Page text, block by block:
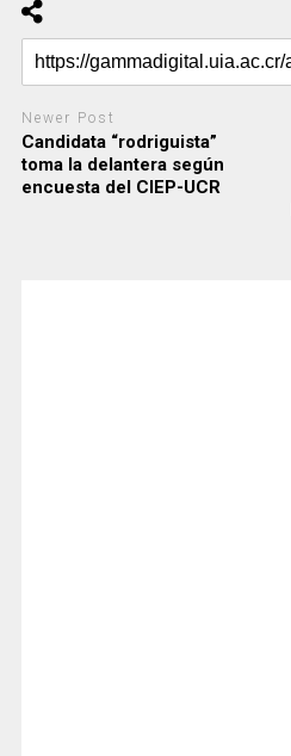
Newer Post
Candidata “rodriguista”
toma la delantera según
encuesta del CIEP-UCR